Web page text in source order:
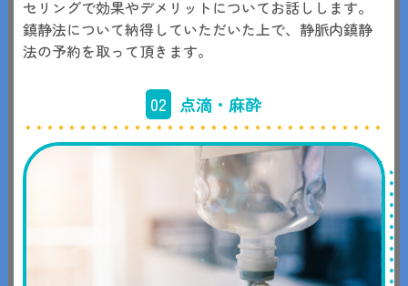
セリングで効果やデメリットについてお話しします。
鎮静法について納得していただいた上で、静脈内鎮静
法の予約を取って頂きます。
02 点滴・麻酔